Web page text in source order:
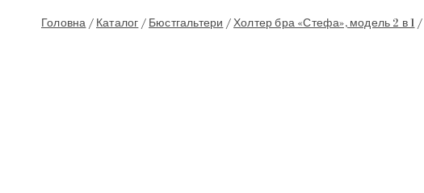
Головна / Каталог / Бюстгальтери /Холтер бра «Стефа», модель 2 в 1 /